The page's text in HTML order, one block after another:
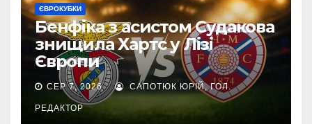
ЄВРОКУБКИ
Бенфіка з асистом Судакова
знищила Хартс у Лізі
Європи
СЕР 7, 2026 САПОТЮК ЮРІЙ, ГОЛ.
РЕДАКТОР